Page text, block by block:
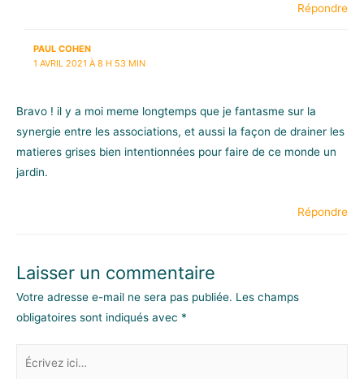
Répondre
PAUL COHEN
1 AVRIL 2021 À 8 H 53 MIN
Bravo ! il y a moi meme longtemps que je fantasme sur la
synergie entre les associations, et aussi la façon de drainer les
matieres grises bien intentionnées pour faire de ce monde un
jardin.
Répondre
Laisser un commentaire
Votre adresse e-mail ne sera pas publiée. Les champs
obligatoires sont indiqués avec *